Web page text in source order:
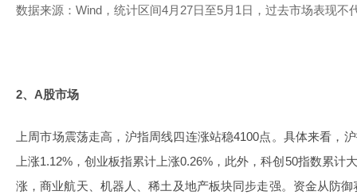
数据来源：Wind，统计区间4月27日至5月1日，过去市场表现不
2、A股市场
上周市场震荡走高，沪指周线四连涨站稳4100点。具体来看，
上涨1.12%，创业板指累计上涨0.26%，此外，科创50指数累计
涨，商业航天、机器人、稀土及地产板块同步走强。资金从防